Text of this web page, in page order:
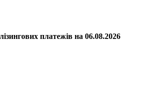
платежів на 06.08.2026